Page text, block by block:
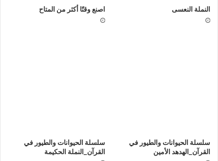
النملة النعسى اصنع وقتًا أكثر من المتاح
سلسلة الحيوانات والطيور في
القرآن_الهدهد الأمين
سلسلة الحيوانات والطيور في
القرآن_النملة الحكيمة